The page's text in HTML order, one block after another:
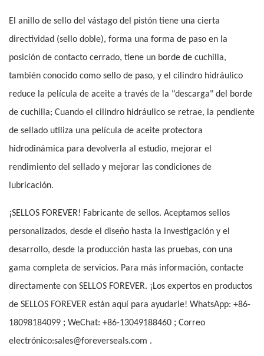
El anillo de sello del vástago del pistón tiene una cierta
directividad (sello doble), forma una forma de paso en la
posición de contacto cerrado, tiene un borde de cuchilla,
también conocido como sello de paso, y el cilindro hidráulico
reduce la película de aceite a través de la "descarga" del borde
de cuchilla; Cuando el cilindro hidráulico se retrae, la pendiente
de sellado utiliza una película de aceite protectora
hidrodinámica para devolverla al estudio, mejorar el
rendimiento del sellado y mejorar las condiciones de
lubricación.
¡SELLOS FOREVER! Fabricante de sellos. Aceptamos sellos
personalizados, desde el diseño hasta la investigación y el
desarrollo, desde la producción hasta las pruebas, con una
gama completa de servicios. Para más información, contacte
directamente con SELLOS FOREVER. ¡Los expertos en productos
de SELLOS FOREVER están aquí para ayudarle! WhatsApp: +86-
18098184099 ; WeChat: +86-13049188460 ; Correo
electrónico:sales@foreverseals.com .